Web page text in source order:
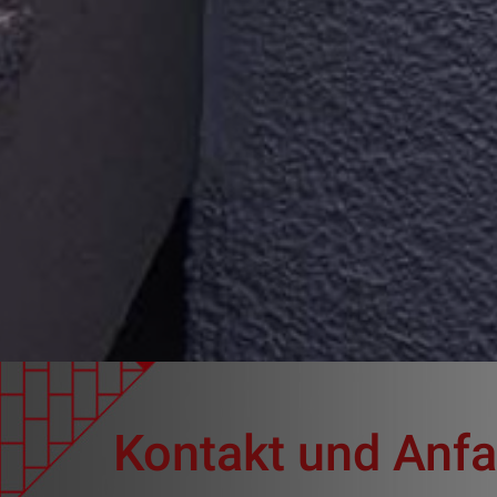
Kontakt und